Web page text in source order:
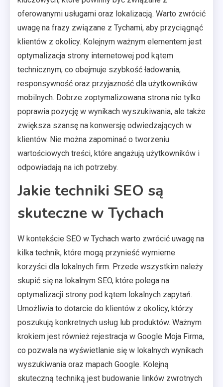
oferowanymi usługami oraz lokalizacją. Warto zwrócić
uwagę na frazy związane z Tychami, aby przyciągnąć
klientów z okolicy. Kolejnym ważnym elementem jest
optymalizacja strony internetowej pod kątem
technicznym, co obejmuje szybkość ładowania,
responsywność oraz przyjazność dla użytkowników
mobilnych. Dobrze zoptymalizowana strona nie tylko
poprawia pozycję w wynikach wyszukiwania, ale także
zwiększa szansę na konwersję odwiedzających w
klientów. Nie można zapominać o tworzeniu
wartościowych treści, które angażują użytkowników i
odpowiadają na ich potrzeby.
Jakie techniki SEO są
skuteczne w Tychach
W kontekście SEO w Tychach warto zwrócić uwagę na
kilka technik, które mogą przynieść wymierne
korzyści dla lokalnych firm. Przede wszystkim należy
skupić się na lokalnym SEO, które polega na
optymalizacji strony pod kątem lokalnych zapytań.
Umożliwia to dotarcie do klientów z okolicy, którzy
poszukują konkretnych usług lub produktów. Ważnym
krokiem jest również rejestracja w Google Moja Firma,
co pozwala na wyświetlanie się w lokalnych wynikach
wyszukiwania oraz mapach Google. Kolejną
skuteczną techniką jest budowanie linków zwrotnych